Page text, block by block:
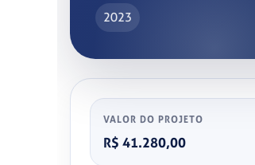
2023
VALOR DO PROJETO
R$ 41.280,00